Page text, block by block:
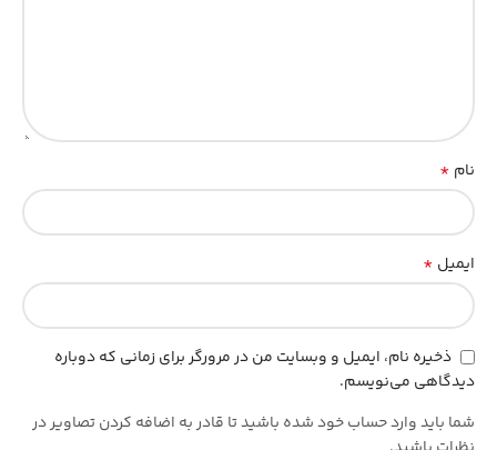
نام *
ایمیل *
ذخیره نام، ایمیل و وبسایت من در مرورگر برای زمانی که دوباره
دیدگاهی می‌نویسم.
شما باید وارد حساب خود شده باشید تا قادر به اضافه کردن تصاویر در